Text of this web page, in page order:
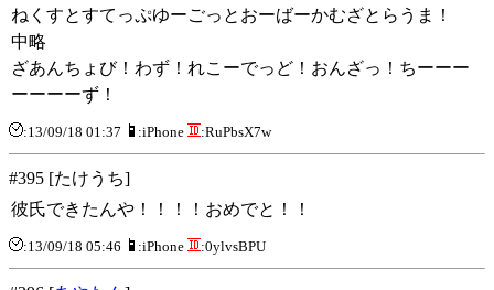
ねくすとすてっぷゆーごっとおーばーかむざとらうま！
中略
ざあんちょび！わず！れこーでっど！おんざっ！ちーーー
ーーーーず！
:13/09/18 01:37 :iPhone :RuPbsX7w
#395 [たけうち]
彼氏できたんや！！！！おめでと！！
:13/09/18 05:46 :iPhone :0ylvsBPU